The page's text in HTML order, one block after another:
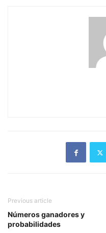
Previous article
Números ganadores y
probabilidades